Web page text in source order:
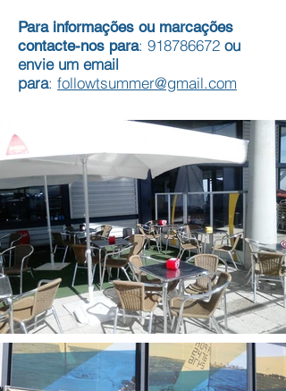
Para informações ou marcações
contacte-nos para: 918786672 ou
envie um email
para: followtsummer@gmail.com